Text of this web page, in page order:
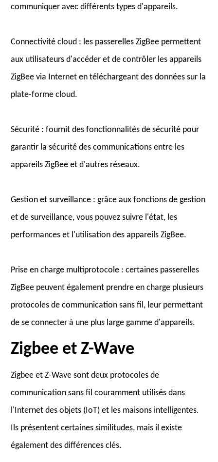
communiquer avec différents types d'appareils.
Connectivité cloud : les passerelles ZigBee permettent
aux utilisateurs d'accéder et de contrôler les appareils
ZigBee via Internet en téléchargeant des données sur la
plate-forme cloud.
Sécurité : fournit des fonctionnalités de sécurité pour
garantir la sécurité des communications entre les
appareils ZigBee et d'autres réseaux.
Gestion et surveillance : grâce aux fonctions de gestion
et de surveillance, vous pouvez suivre l'état, les
performances et l'utilisation des appareils ZigBee.
Prise en charge multiprotocole : certaines passerelles
ZigBee peuvent également prendre en charge plusieurs
protocoles de communication sans fil, leur permettant
de se connecter à une plus large gamme d'appareils.
Zigbee et Z-Wave
Zigbee et Z-Wave sont deux protocoles de
communication sans fil couramment utilisés dans
l'Internet des objets (IoT) et les maisons intelligentes.
Ils présentent certaines similitudes, mais il existe
également des différences clés.